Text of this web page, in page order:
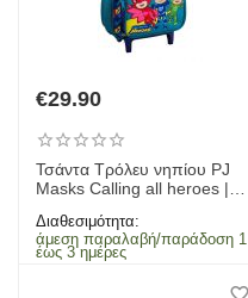
€29.90
Τσάντα Τρόλευ νηπίου PJ
Masks Calling all heroes |
Διαθεσιμότητα:
άμεση παραλαβή/παράδοση 1
έως 3 ημέρες